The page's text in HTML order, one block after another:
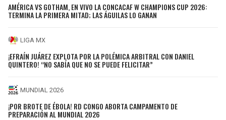
AMÉRICA VS GOTHAM, EN VIVO LA CONCACAF W CHAMPIONS CUP 2026:
TERMINA LA PRIMERA MITAD; LAS ÁGUILAS LO GANAN
LIGA MX
¡EFRAÍN JUÁREZ EXPLOTA POR LA POLÉMICA ARBITRAL CON DANIEL
QUINTERO! “NO SABÍA QUE NO SE PUEDE FELICITAR”
MUNDIAL 2026
¡POR BROTE DE ÉBOLA! RD CONGO ABORTA CAMPAMENTO DE
PREPARACIÓN AL MUNDIAL 2026